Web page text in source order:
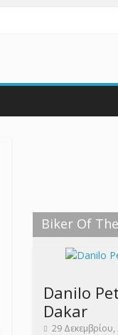
Biker Of
Danilo
Dakar
29 Δεκεμβρίου,